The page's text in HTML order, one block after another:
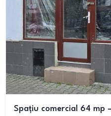
Spațiu comercial 64 mp